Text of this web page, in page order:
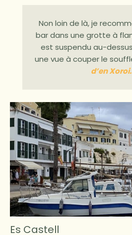
Non loin de là, je
bar dans une grotte à
est suspendu au-
une vue à couper le
d’en Xoroi.
Es Castell